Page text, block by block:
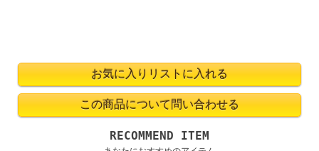
RECOMMEND ITEM